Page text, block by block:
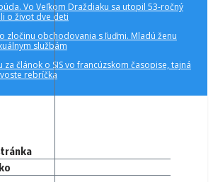
Vo Veľkom Draždiaku sa utopil 53-ročný
o život dve deti
zločinu obchodovania s ľuďmi. Mladú ženu
službám
za článok o SIS vo francúzskom časopise, tajná
rebríčka